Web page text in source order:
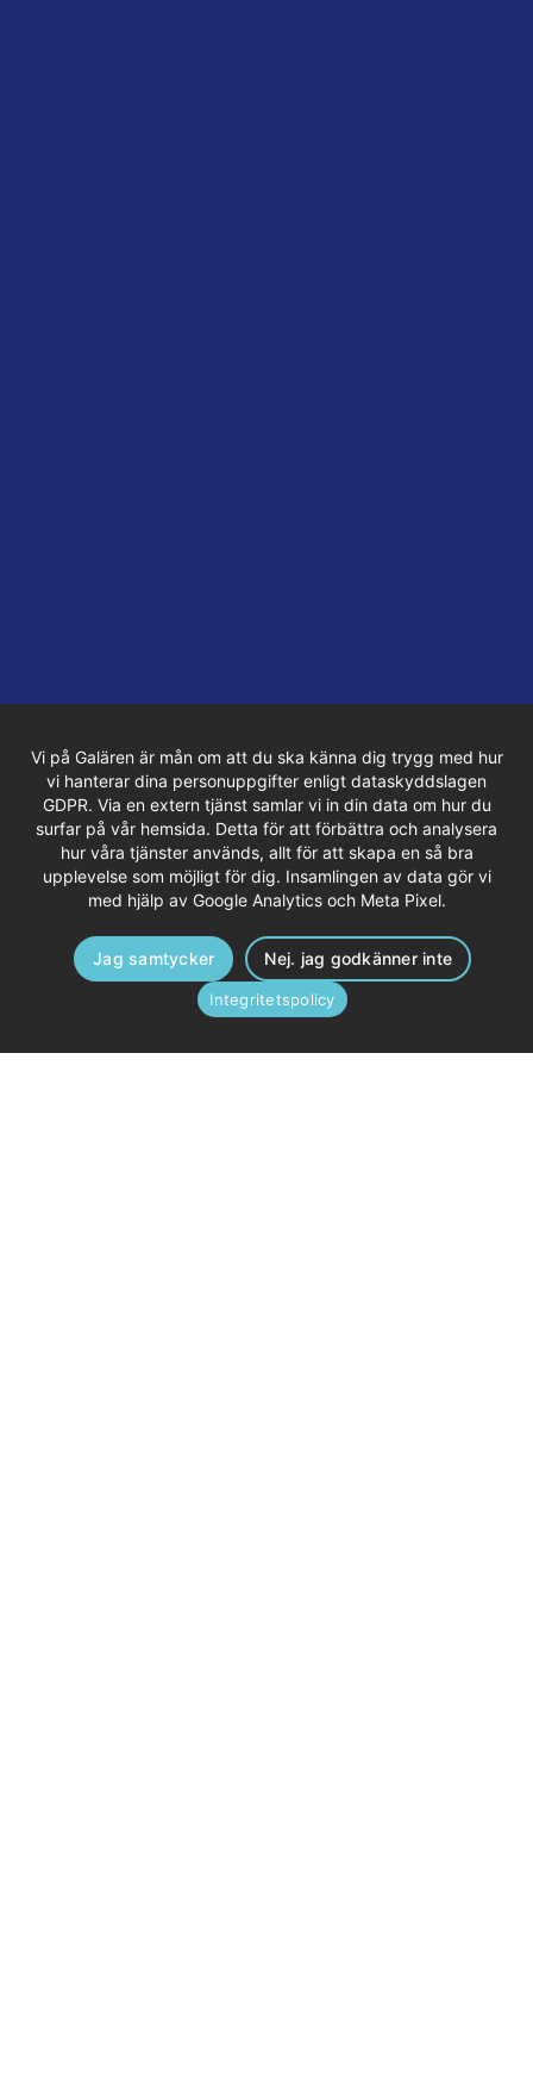
Vi på Galären är mån om att du ska känna dig trygg med hur
vi hanterar dina personuppgifter enligt dataskyddslagen
GDPR. Via en extern tjänst samlar vi in din data om hur du
surfar på vår hemsida. Detta för att förbättra och analysera
hur våra tjänster används, allt för att skapa en så bra
upplevelse som möjligt för dig. Insamlingen av data gör vi
med hjälp av Google Analytics och Meta Pixel.
Jag samtycker Nej. jag godkänner inte
Integritetspolicy